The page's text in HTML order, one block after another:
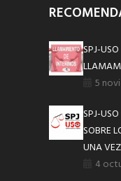
SPJ-
5
SPJ-
SOBRE
UNA
4